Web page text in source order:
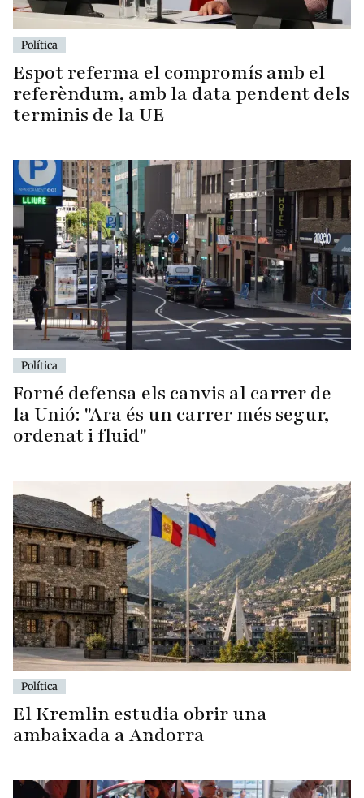
Política
Espot referma el compromís amb el
referèndum, amb la data pendent dels
terminis de la UE
Política
Forné defensa els canvis al carrer de
la Unió: "Ara és un carrer més segur,
ordenat i fluid"
Política
El Kremlin estudia obrir una
ambaixada a Andorra